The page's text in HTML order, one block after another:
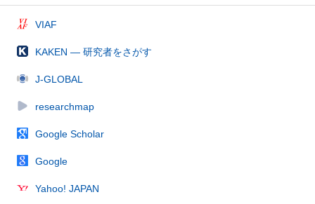
VIAF
KAKEN — 研究者をさがす
J-GLOBAL
researchmap
Google Scholar
Google
Yahoo! JAPAN